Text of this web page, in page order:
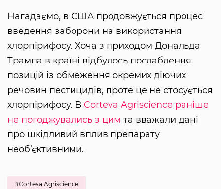
Нагадаємо, в США продовжується процес
введення заборони на використання
хлорпірифосу. Хоча з приходом Дональда
Трампа в країні відбулось послаблення
позицій із обмеження окремих діючих
речовин пестицидів, проте це не стосується
хлорпірифосу. В Corteva Agriscience раніше
не погоджувались з цим та вважали дані
про шкідливий вплив препарату
необ’єктивними.
#Corteva Agriscience